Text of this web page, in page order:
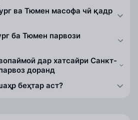
ва Тюмен масофа чӣ қадр
ба Тюмен парвози
дар хатсайри Санкт-
доранд
беҳтар аст?